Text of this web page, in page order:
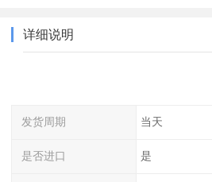
详细说明
发货周期 当天
是否进口 是